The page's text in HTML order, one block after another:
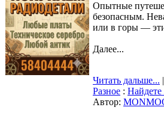
Опытные
безопасным.
или в горы —
Далее...
Читать дальше...
Разное : Найдете
Автор: